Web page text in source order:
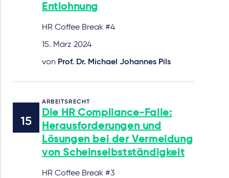
Entlohnung
HR Coffee Break #4
15. März 2024
von Prof. Dr. Michael Johannes Pils
ARBEITSRECHT
Die HR Compliance-Falle:
Herausforderungen und
Lösungen bei der Vermeidung
von Scheinselbstständigkeit
HR Coffee Break #3